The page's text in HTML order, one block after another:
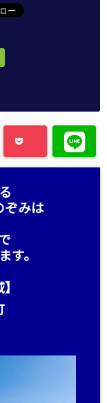
ぞみは
す。